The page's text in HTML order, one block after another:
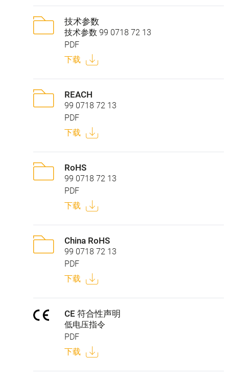
技术参数
技术参数 99 0718 72 13
PDF
下载
REACH
99 0718 72 13
PDF
下载
RoHS
99 0718 72 13
PDF
下载
China RoHS
99 0718 72 13
PDF
下载
CE 符合性声明
低电压指令
PDF
下载